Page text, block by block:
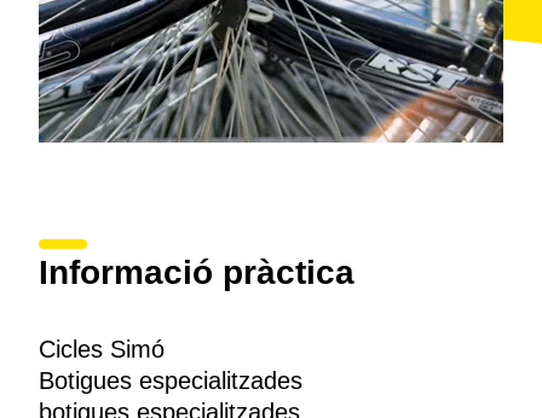
Informació pràctica
Cicles Simó
Botigues especialitzades
botigues especialitzades